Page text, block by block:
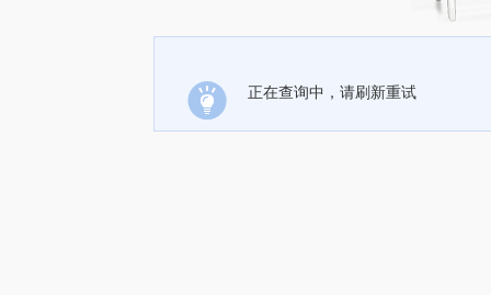
正在查询中，请刷新重试